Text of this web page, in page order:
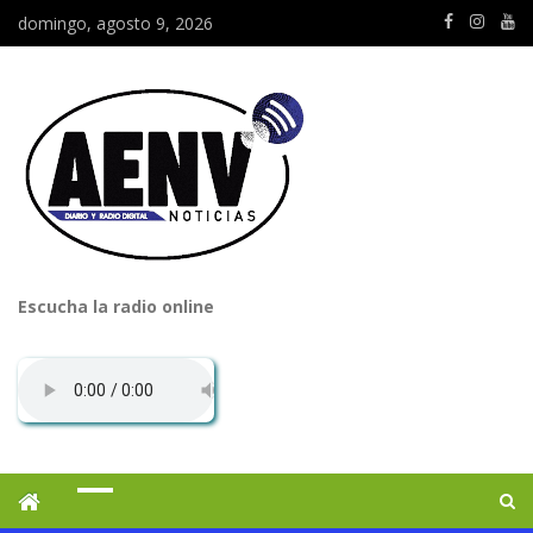
domingo, agosto 9, 2026
Escucha la radio online